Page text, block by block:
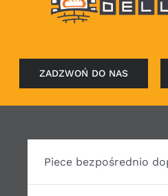
ZADZWOŃ DO NAS
Piece bezpośrednio